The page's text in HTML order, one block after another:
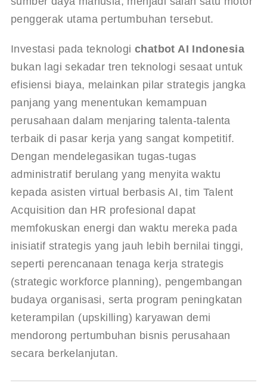
penggerak utama pertumbuhan tersebut.
Investasi pada teknologi chatbot AI Indonesia
bukan lagi sekadar tren teknologi sesaat untuk
efisiensi biaya, melainkan pilar strategis jangka
panjang yang menentukan kemampuan
perusahaan dalam menjaring talenta-talenta
terbaik di pasar kerja yang sangat kompetitif.
Dengan mendelegasikan tugas-tugas
administratif berulang yang menyita waktu
kepada asisten virtual berbasis AI, tim Talent
Acquisition dan HR profesional dapat
memfokuskan energi dan waktu mereka pada
inisiatif strategis yang jauh lebih bernilai tinggi,
seperti perencanaan tenaga kerja strategis
(strategic workforce planning), pengembangan
budaya organisasi, serta program peningkatan
keterampilan (upskilling) karyawan demi
mendorong pertumbuhan bisnis perusahaan
secara berkelanjutan.